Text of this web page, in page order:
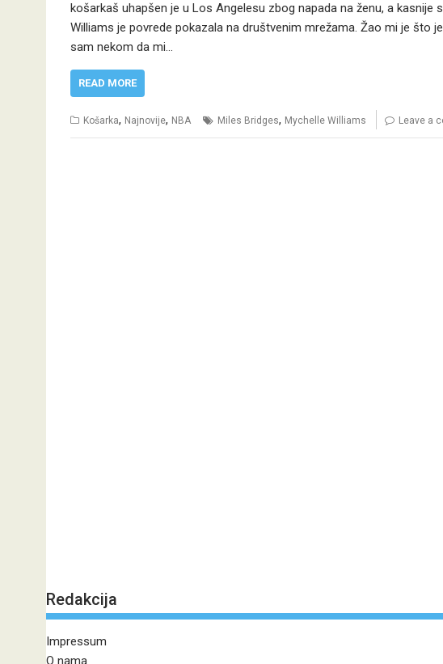
košarkaš uhapšen je u Los Angelesu zbog napada na ženu, a
Williams je povrede pokazala na društvenim mrežama. Žao mi je što
sam nekom da mi…
READ MORE
Košarka, Najnovije, NBA Miles Bridges, Mychelle Williams Leave a
Redakcija
Impressum
O nama